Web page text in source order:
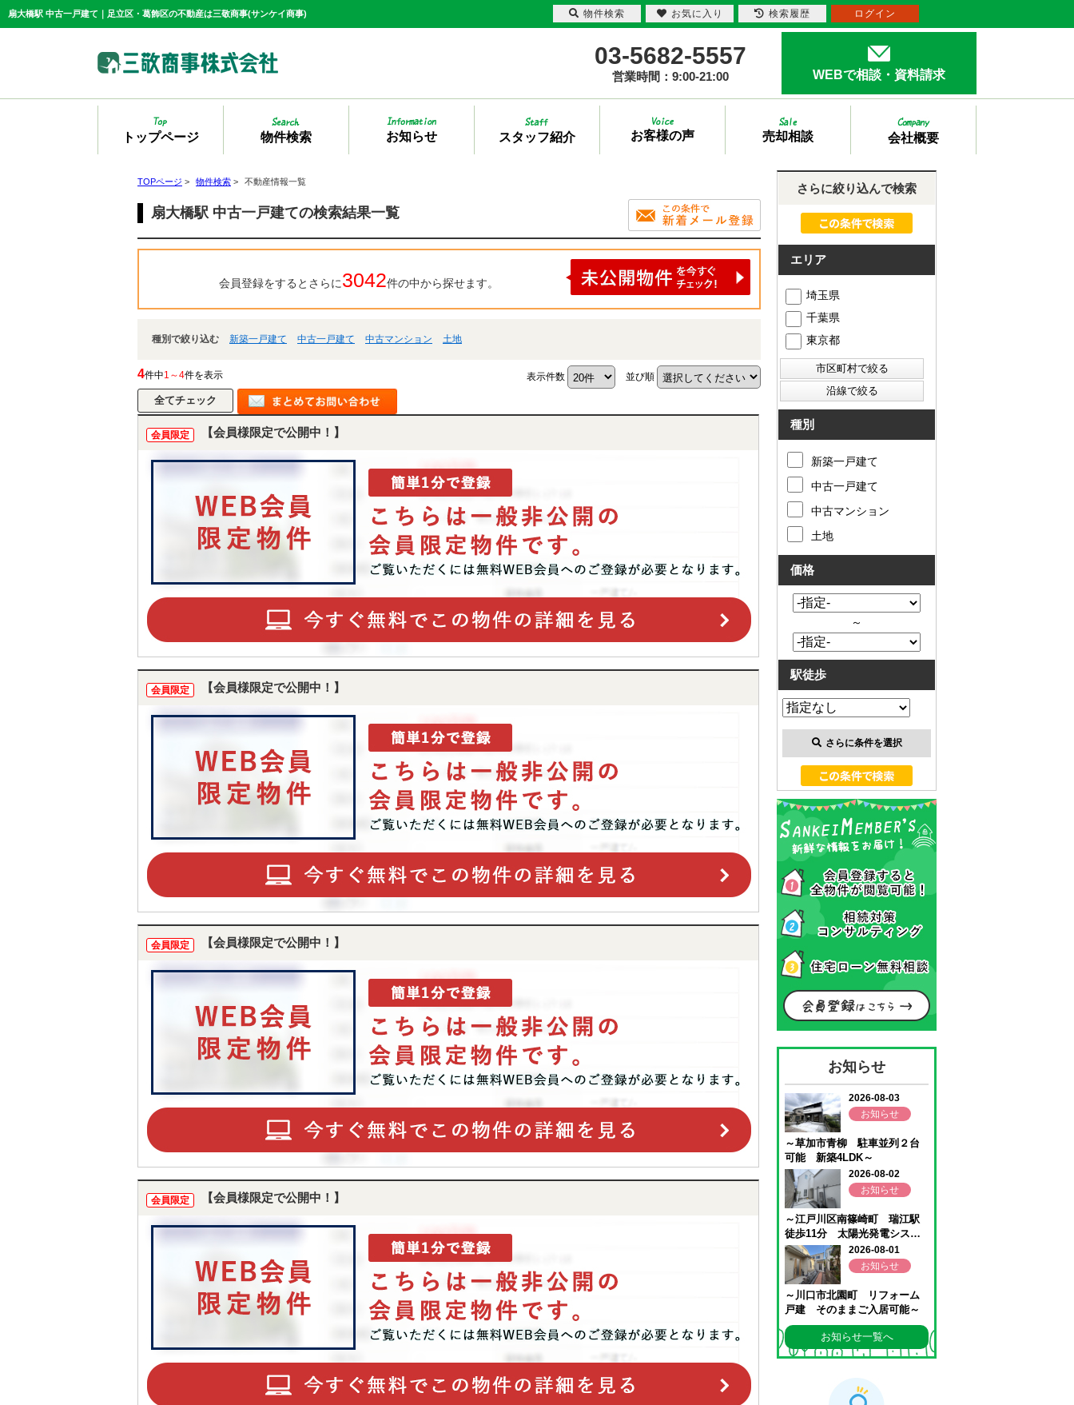
扇大橋駅 中古一戸建て｜足立区・葛飾区の不動産は三敬商事(サンケイ商事)
03-5682-5557
営業時間：9:00-21:00 WEBで相談・資料請求
トップページ 物件検索 お知らせ スタッフ紹介 お客様の声 売却相談 会社概要
TOPページ > 物件検索 > 不動産情報一覧
扇大橋駅 中古一戸建ての検索結果一覧
会員登録をするとさらに3042件の中から探せます。
種別で絞り込む 新築一戸建て 中古一戸建て 中古マンション 土地
4件中1～4件を表示 表示件数 並び順
会員限定 【会員様限定で公開中！】
会員限定 【会員様限定で公開中！】
会員限定 【会員様限定で公開中！】
会員限定 【会員様限定で公開中！】
さらに絞り込んで検索
エリア
埼玉県
千葉県
東京都
種別
新築一戸建て
中古一戸建て
中古マンション
土地
価格
～
駅徒歩
さらに条件を選択
お知らせ
お知らせ一覧へ
物件検索 お気に入り 検索履歴 ログイン